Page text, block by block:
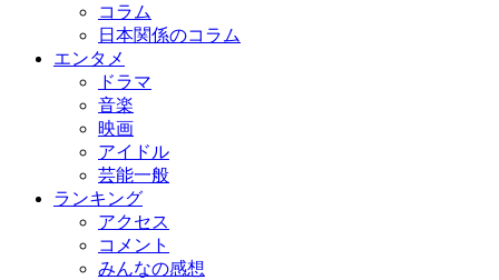
コラム
日本関係のコラム
エンタメ
ドラマ
音楽
映画
アイドル
芸能一般
ランキング
アクセス
コメント
みんなの感想